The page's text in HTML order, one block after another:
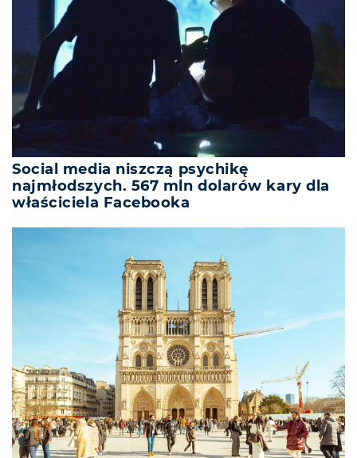
Social media niszczą psychikę
najmłodszych. 567 mln dolarów kary dla
właściciela Facebooka